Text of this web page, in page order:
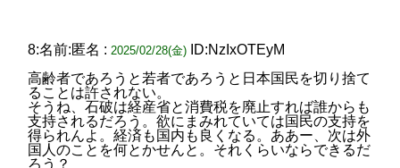
8:名前:匿名 : 2025/02/28(金)
ID:NzIxOTEyM
高齢者であろうと若者であろうと日本国民を切り捨て
ることは許されない。
そうね、石破は経産省と消費税を廃止すれば誰からも
支持されるだろう。欲にまみれていては国民の支持を
得られんよ。経済も国内も良くなる。ああー、次は外
国人のことを何とかせんと。それくらいならできるだ
ろう？